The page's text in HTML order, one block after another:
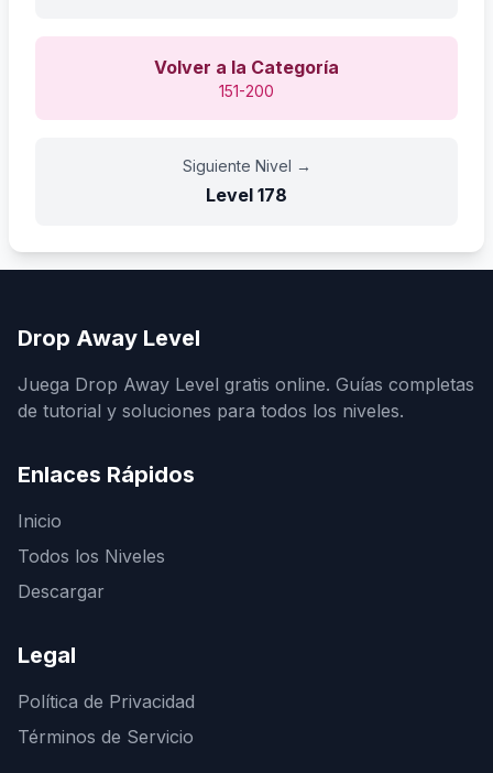
Volver a la Categoría
151-200
Siguiente Nivel →
Level 178
Drop Away Level
Juega Drop Away Level gratis online. Guías completas
de tutorial y soluciones para todos los niveles.
Enlaces Rápidos
Inicio
Todos los Niveles
Descargar
Legal
Política de Privacidad
Términos de Servicio